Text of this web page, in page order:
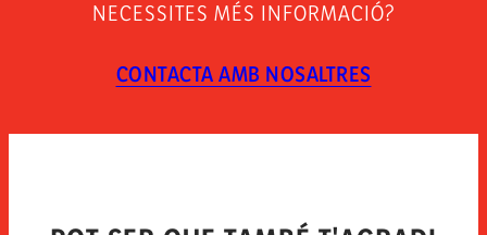
conservar en condiciones de refrigeración, protegido y
de consumir el producto.
Envasado al vacío en skin-pack.
NECESSITES MÉS INFORMACIÓ?
CONTACTA AMB NOSALTRES